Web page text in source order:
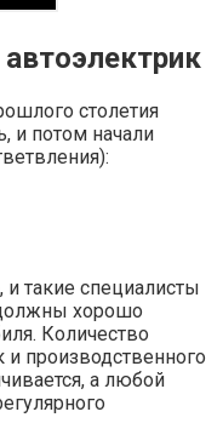
столетия
и потом начали
и такие специалисты
хорошо
Количество
и производственного
а любой